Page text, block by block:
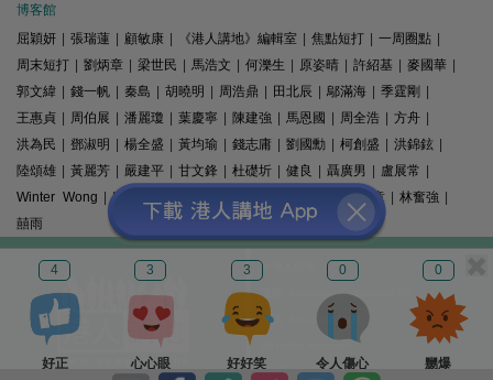
4
好正
3
心心眼
3
好好笑
0
令人傷心
0
嬲爆
博客館
屈穎妍
張瑞蓮 顧敏康 《港人講地》編輯室 焦點短打 一周圈點
周末短打
劉炳章 梁世民 馬浩文 何濼生 原姿晴 許紹基 麥國華
郭文緯
錢一帆 秦島 胡曉明 周浩鼎 田北辰 鄔滿海 季霆剛
王惠貞
周伯展 潘麗瓊 葉慶寧 陳建強 馬恩國 周全浩 方舟
洪為民
鄧淑明 楊全盛 黃均瑜 錢志庸 劉國勳 柯創盛 洪錦鉉
陸頌雄
黃麗芳 嚴建平 甘文鋒 杜礎圻 健良 聶廣男 盧展常
Winter Wong
K2 梁文新 羅崑 姚銘 精選文章 林奮強
囍雨
© 港人講地
電郵: speakout@speakout.hk
傳真: 85228041301
版權所有 不得轉載